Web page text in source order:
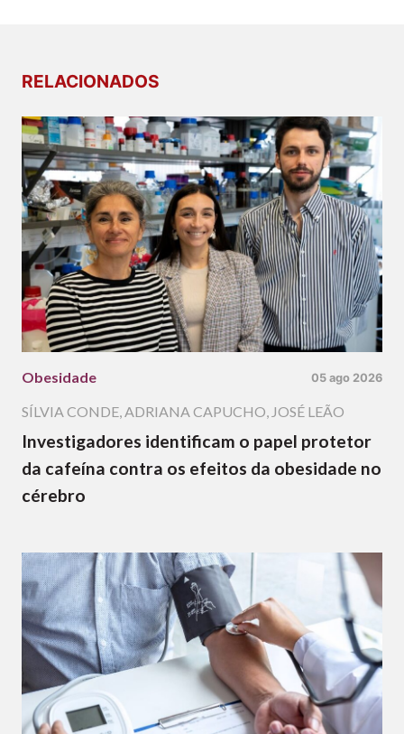
RELACIONADOS
Obesidade 05 ago 2026
SÍLVIA CONDE,ADRIANA CAPUCHO, JOSÉ LEÃO
Investigadores identificam o papel protetor
da cafeína contra os efeitos da obesidade no
cérebro